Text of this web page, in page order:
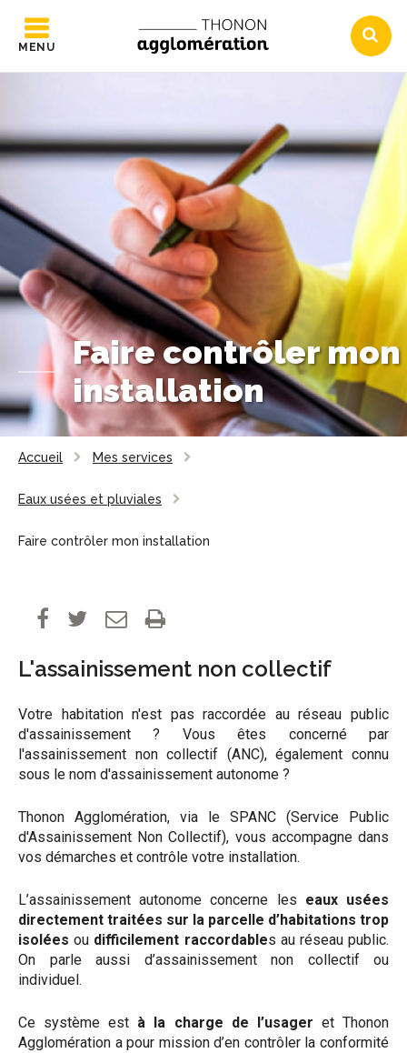
MENU
Faire contrôler mon
installation
Accueil Mes services
Eaux usées et pluviales
Faire contrôler mon installation
L'assainissement non collectif
Votre habitation n'est pas raccordée au réseau public
d'assainissement ? Vous êtes concerné par
l'assainissement non collectif (ANC), également connu
sous le nom d'assainissement autonome ?
Thonon Agglomération, via le SPANC (Service Public
d'Assainissement Non Collectif), vous accompagne dans
vos démarches et contrôle votre installation.
L’assainissement autonome concerne les eaux usées
directement traitées sur la parcelle d’habitations trop
isolées ou difficilement raccordables au réseau public.
On parle aussi d’assainissement non collectif ou
individuel.
Ce système est à la charge de l’usager et Thonon
Agglomération a pour mission d’en contrôler la conformité